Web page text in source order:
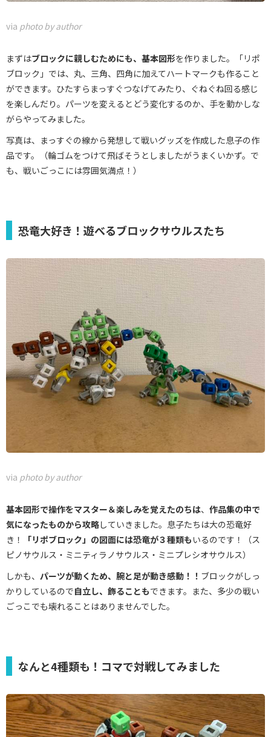
via photo by author
まずはブロックに親しむためにも、基本図形を作りました。「リポ
ブロック」では、丸、三角、四角に加えてハートマークも作ること
ができます。ひたすらまっすぐつなげてみたり、ぐねぐね回る感じ
を楽しんだり。パーツを変えるとどう変化するのか、手を動かしな
がらやってみました。
写真は、まっすぐの線から発想して戦いグッズを作成した息子の作
品です。（輪ゴムをつけて飛ばそうとしましたがうまくいかず。で
も、戦いごっこには雰囲気満点！）
恐竜大好き！遊べるブロックサウルスたち
via photo by author
基本図形で操作をマスター＆楽しみを覚えたのちは、 作品集の中で
気になったものから攻略していきました。息子たちは大の恐竜好
き！
「リポブロック」の図面には恐竜が３種類もいるのです！（ス
ピノサウルス・ミニティラノサウルス・ミニプレシオサウルス）
しかも、 パーツが動くため、腕と足が動き感動！！ ブロックがしっ
かりしているので自立し、飾ることもできます。また、多少の戦い
ごっこでも壊れることはありませんでした。
なんと4種類も！コマで対戦してみました